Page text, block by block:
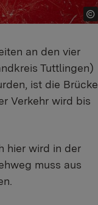
an den vier
Tuttlingen)
ist die Brücke
Verkehr wird bis
hier wird in der
muss aus